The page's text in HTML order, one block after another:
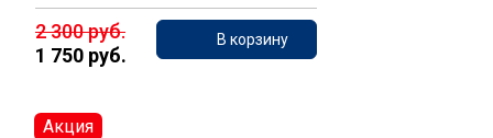
2 300 руб.
1 750 руб.
В корзину
Акция